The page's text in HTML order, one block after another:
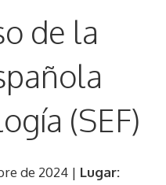
de la
(SEF)
de 2024 | Lugar: